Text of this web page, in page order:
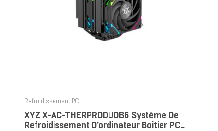
Refroidissement PC
XYZ X-AC-THERPRODUOB6 Système De
Refroidissement D’ordinateur Boitier PC